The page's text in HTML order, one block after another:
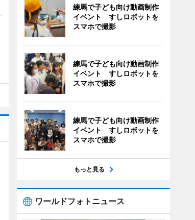
練馬で子ども向け動画制作
イベント すしロボットを
スマホで撮影
練馬で子ども向け動画制作
イベント すしロボットを
スマホで撮影
練馬で子ども向け動画制作
イベント すしロボットを
スマホで撮影
もっと見る
ワールドフォトニュース